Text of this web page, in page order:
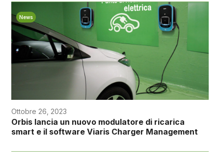
News
Ottobre 26, 2023
Orbis lancia un nuovo modulatore di ricarica
smart e il software Viaris Charger Management